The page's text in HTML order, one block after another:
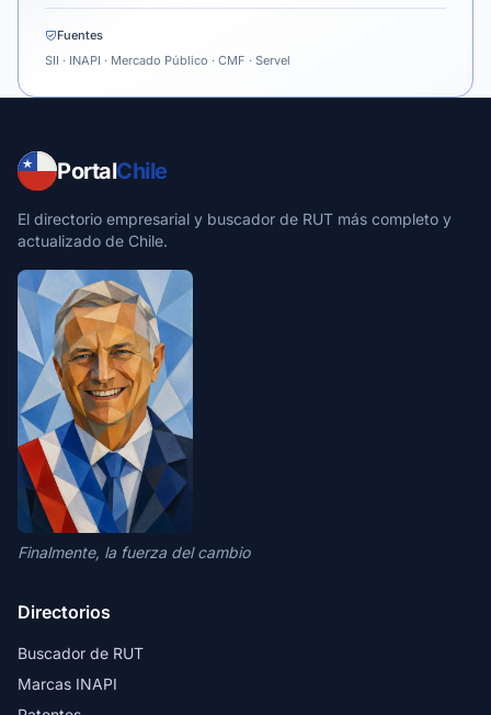
Fuentes
SII · INAPI · Mercado Público · CMF · Servel
PortalChile
El directorio empresarial y buscador de RUT más completo y
actualizado de Chile.
Finalmente, la fuerza del cambio
Directorios
Buscador de RUT
Marcas INAPI